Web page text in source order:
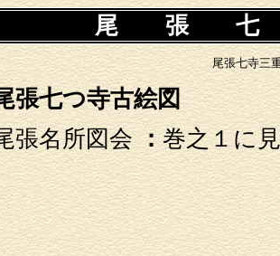
尾 張
尾張七寺三
張七つ寺古絵図
張名所図会：巻之１に